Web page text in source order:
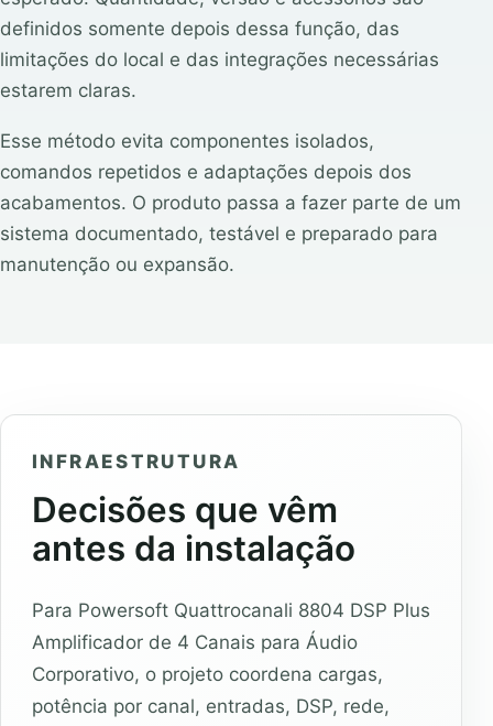
definidos somente depois dessa função, das
limitações do local e das integrações necessárias
estarem claras.
Esse método evita componentes isolados,
comandos repetidos e adaptações depois dos
acabamentos. O produto passa a fazer parte de um
sistema documentado, testável e preparado para
manutenção ou expansão.
INFRAESTRUTURA
Decisões que vêm
antes da instalação
Para Powersoft Quattrocanali 8804 DSP Plus
Amplificador de 4 Canais para Áudio
Corporativo, o projeto coordena cargas,
potência por canal, entradas, DSP, rede,